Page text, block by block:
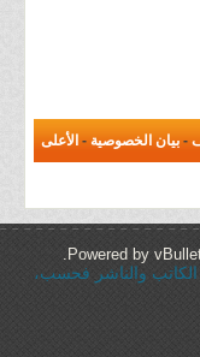
- بيان الخصوصية - الأعلى
Powered by
والناشر فحسب،